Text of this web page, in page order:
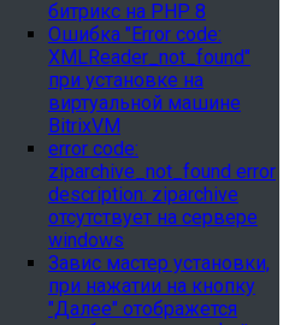
битрикс на PHP 8
Ошибка "Error сode:
XMLReader_not_found"
при установке на
виртуальной машине
BitrixVM
error сode:
ziparchive_not_found error
description: ziparchive
отсутствует на сервере
windows
Завис мастер установки,
при нажатии на кнопку
"Далее" отображется